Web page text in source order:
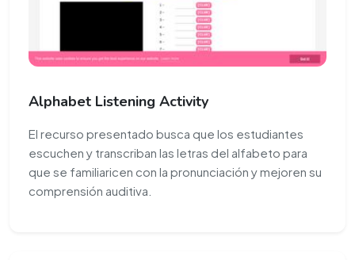
Alphabet Listening Activity
El recurso presentado busca que los estudiantes
escuchen y transcriban las letras del alfabeto para
que se familiaricen con la pronunciación y mejoren su
comprensión auditiva.